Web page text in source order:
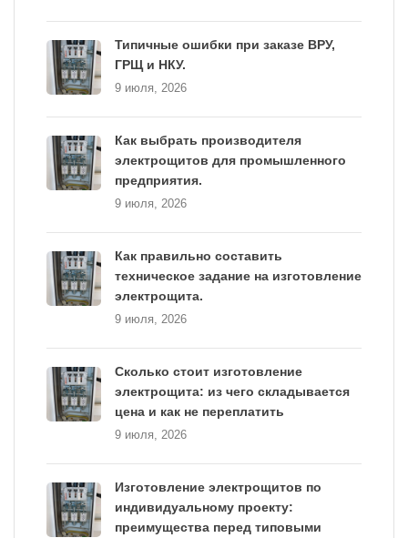
Типичные ошибки при заказе ВРУ,
ГРЩ и НКУ.
9 июля, 2026
Как выбрать производителя
электрощитов для промышленного
предприятия.
9 июля, 2026
Как правильно составить
техническое задание на изготовление
электрощита.
9 июля, 2026
Сколько стоит изготовление
электрощита: из чего складывается
цена и как не переплатить
9 июля, 2026
Изготовление электрощитов по
индивидуальному проекту:
преимущества перед типовыми